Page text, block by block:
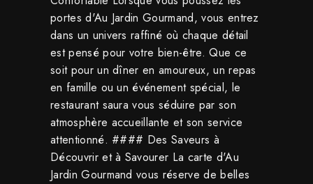
portes d'Au Jardin Gourmand, vous entrez
dans un univers raffiné où chaque détail
est pensé pour votre bien-être. Que ce
soit pour un dîner en amoureux, un repas
en famille ou un événement spécial, le
restaurant saura vous séduire par son
atmosphère accueillante et son service
attentionné. #### Des Saveurs à
Découvrir et à Savourer La carte d'Au
Jardin Gourmand vous réserve de belles